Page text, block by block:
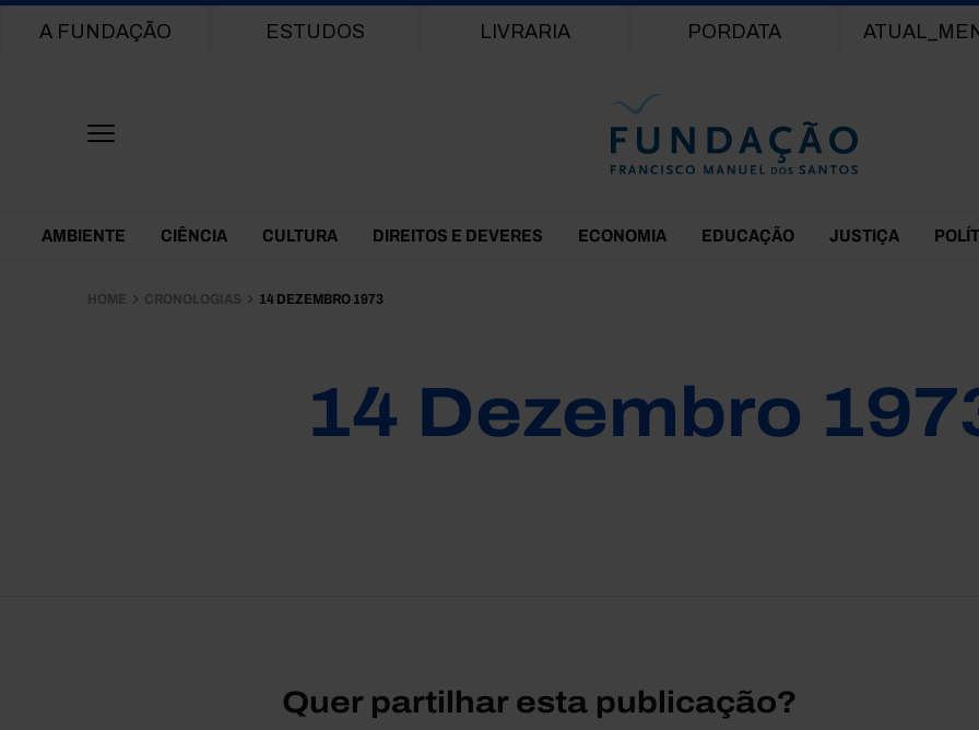
Main navigation
A FUNDAÇÃO ESTUDOS LIVRARIA PORDATA
Themes Menu
AMBIENTE CIÊNCIA CULTURA DIREITOS E DEVERES ECONOMIA EDUCAÇÃO JUSTIÇA
HOME CRONOLOGIAS 14 DEZEMBRO 1973
14 Dezembro
Quer partilhar esta publicação?